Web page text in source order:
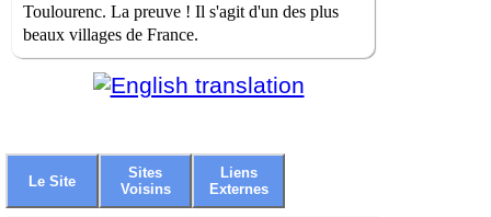
Toulourenc. La preuve ! Il s'agit d'un des plus
beaux villages de France.
Le Site
Sites
Voisins
Liens
Externes